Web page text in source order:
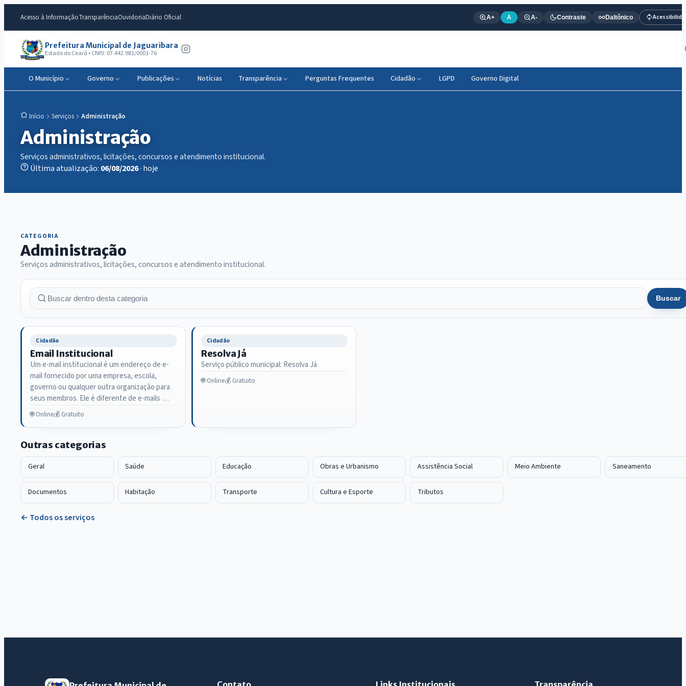
Acesso à InformaçãoTransparênciaOuvidoriaDiário Oficial A+ A A- Contraste Daltônico
Prefeitura Municipal de Jaguaribara
Estado do Ceará • CNPJ: 07.442.981/0001-76
O Município Governo Publicações Notícias Transparência Perguntas Frequentes Cidadão LGPD Governo Digital
Início Serviços Administração
Administração
Serviços administrativos, licitações, concursos e atendimento institucional.
Última atualização: 06/08/2026· hoje
CATEGORIA
Administração
Serviços administrativos, licitações, concursos e atendimento institucional.
Buscar
Cidadão
Email Institucional
Um e-mail institucional é um endereço de e-
mail fornecido por uma empresa, escola,
governo ou qualquer outra organização para
seus membros. Ele é diferente de e-mails …
🌐 Online💰 Gratuito
Cidadão
Resolva Já
Serviço público municipal: Resolva Já
🌐 Online💰 Gratuito
Outras categorias
Geral Saúde Educação Obras e Urbanismo Assistência Social Meio Ambiente Saneamento
Documentos Habitação Transporte Cultura e Esporte Tributos
← Todos os serviços